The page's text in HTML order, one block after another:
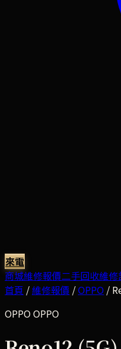
來電
商城維修報價二手回收維修
首頁 /維修報價 /OPPO /
OPPO OPPO